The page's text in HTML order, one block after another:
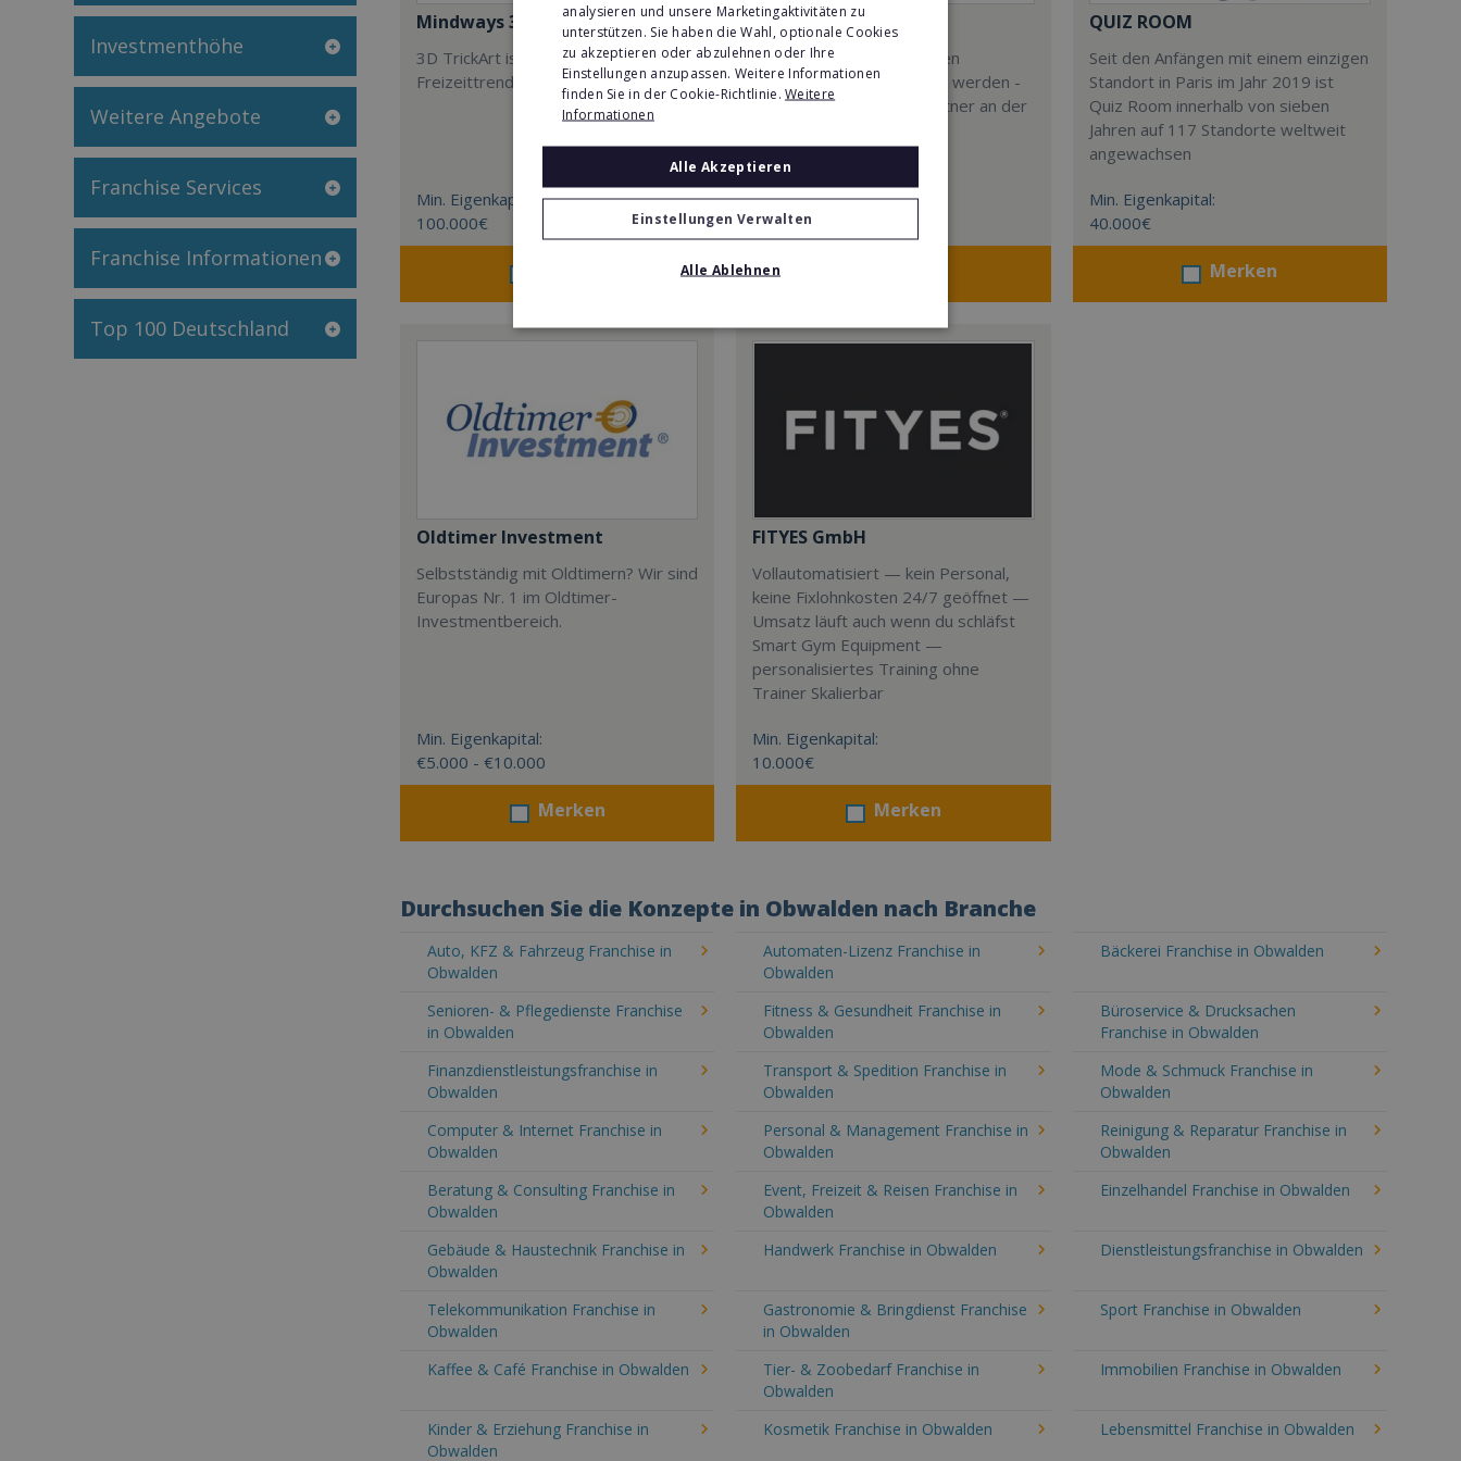
Investmenthöhe
Weitere Angebote
Franchise Services
Franchise Informationen
Top 100 Deutschland
Mindways 3D TrickArt
3D TrickArt ist der neue Mega-
Freizeittrend für die ganze Familie.
Min. Eigenkapital:
100.000€
QUESADILLA
Jetzt Gastgeber im eigenen
mexikanischen Restaurant werden -
mit einem erfahrenen Partner an der
Min. Eigenkapital:
50.000€
QUIZ ROOM
Seit den Anfängen mit einem einzigen
Standort in Paris im Jahr 2019 ist
Quiz Room innerhalb von sieben
Jahren auf 117 Standorte weltweit
angewachsen
Min. Eigenkapital:
40.000€
Merken
Oldtimer Investment
Selbstständig mit Oldtimern? Wir sind
Europas Nr. 1 im Oldtimer-
Investmentbereich.
Min. Eigenkapital:
€5.000 - €10.000
Merken
FITYES GmbH
Vollautomatisiert — kein Personal,
keine Fixlohnkosten 24/7 geöffnet —
Umsatz läuft auch wenn du schläfst
Smart Gym Equipment —
personalisiertes Training ohne
Trainer Skalierbar
Min. Eigenkapital:
10.000€
Merken
Durchsuchen Sie die Konzepte in Obwalden nach Branche
Auto, KFZ & Fahrzeug Franchise in
Obwalden
Automaten-Lizenz Franchise in
Obwalden
Bäckerei Franchise in Obwalden
Senioren- & Pflegedienste Franchise
in Obwalden
Fitness & Gesundheit Franchise in
Obwalden
Büroservice & Drucksachen
Franchise in Obwalden
Finanzdienstleistungsfranchise in
Obwalden
Transport & Spedition Franchise in
Obwalden
Mode & Schmuck Franchise in
Obwalden
Computer & Internet Franchise in
Obwalden
Personal & Management Franchise in
Obwalden
Reinigung & Reparatur Franchise in
Obwalden
Beratung & Consulting Franchise in
Obwalden
Event, Freizeit & Reisen Franchise in
Obwalden
Einzelhandel Franchise in Obwalden
Gebäude & Haustechnik Franchise in
Obwalden
Handwerk Franchise in Obwalden Dienstleistungsfranchise in Obwalden
Telekommunikation Franchise in
Obwalden
Gastronomie & Bringdienst Franchise
in Obwalden
Sport Franchise in Obwalden
Kaffee & Café Franchise in Obwalden
Tier- & Zoobedarf Franchise in
Obwalden
Immobilien Franchise in Obwalden
Kinder & Erziehung Franchise in
Obwalden
Kosmetik Franchise in Obwalden Lebensmittel Franchise in Obwalden
analysieren und unsere Marketingaktivitäten zu
unterstützen. Sie haben die Wahl, optionale Cookies
zu akzeptieren oder abzulehnen oder Ihre
Einstellungen anzupassen. Weitere Informationen
finden Sie in der Cookie-Richtlinie.Weitere
Informationen
Alle Akzeptieren
Einstellungen Verwalten
Alle Ablehnen